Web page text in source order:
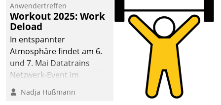
Anwendertreffen
Workout 2025: Work
Deload
In entspannter
Atmosphäre findet am 6.
und 7. Mai Datatrains
Netzwerk-Event im
Kunden- und Partnerkreis
statt. Zentrale Frage: Wie
Nadja Hußmann